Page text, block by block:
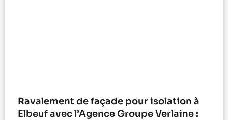
Ravalement de façade pour isolation à
Elbeuf avec l’Agence Groupe Verlaine :